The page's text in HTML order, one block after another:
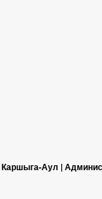
Каршыга-Аул |